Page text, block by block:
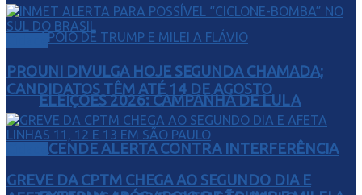
ELEIÇÕES 2026: CAMPANHA DE LULA
ACENDE ALERTA CONTRA INTERFERÊNCIA
PROUNI DIVULGA HOJE SEGUNDA CHAMADA;
CANDIDATOS TÊM ATÉ 14 DE AGOSTO
GREVE DA CPTM CHEGA AO SEGUNDO DIA E